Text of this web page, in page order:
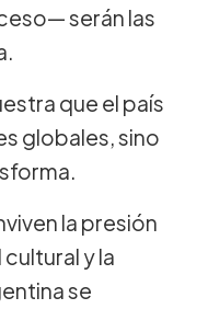
serán las
que el país
globales, sino
la presión
y la
se